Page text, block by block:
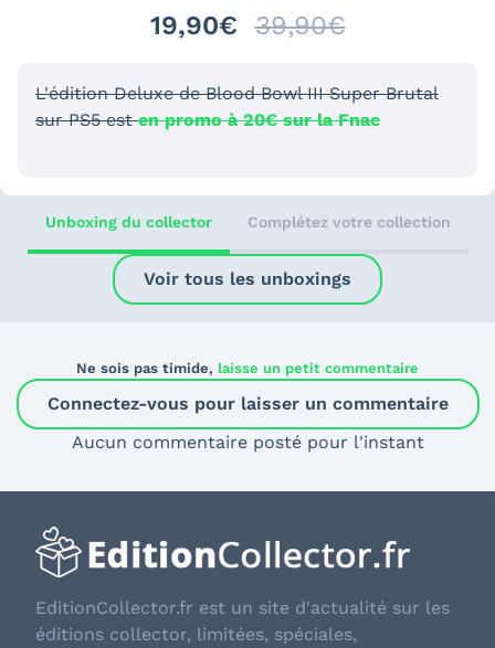
19,90€ 39,90€
L'édition Deluxe de Blood Bowl III Super Brutal
sur PS5 esten promo à 20€ sur la Fnac
Unboxing du collector Complétez votre collection
Voir tous les unboxings
Ne sois pas timide, laisse un petit commentaire
Connectez-vous pour laisser un commentaire
Aucun commentaire posté pour l'instant
EditionCollector.fr est un site d'actualité sur les
éditions collector, limitées, spéciales,